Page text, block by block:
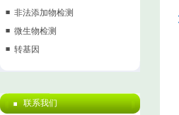
非法添加物检测
微生物检测
转基因
联系我们